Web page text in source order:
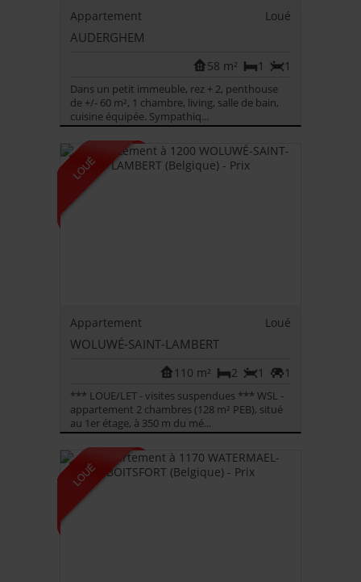
Appartement Loué
AUDERGHEM
1
1
58 m²
Dans un petit immeuble, rez + 2, penthouse
de +/- 60 m², 1 chambre, living, salle de bain,
cuisine équipée. Sympathiq...
Appartement Loué
WOLUWÉ-SAINT-LAMBERT
1
1
2
110 m²
*** LOUE/LET - visites suspendues *** WSL -
appartement 2 chambres (128 m² PEB), situé
au 1er étage, à 350 m du mé...